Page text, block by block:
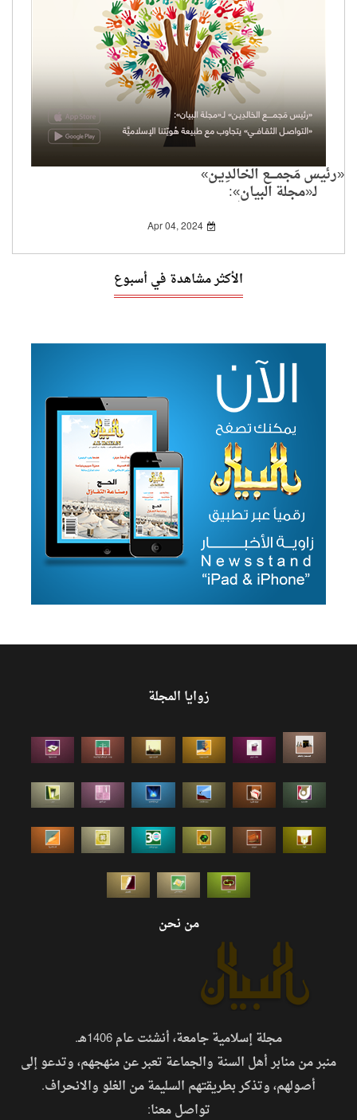
«رئيس مَجمــــع الخالدِيـن»
لـ«مجلة البيان»:
«التواصـل الثقـافــي»
Apr 04, 2024
الأكثر مشاهدة في أسبوع
زوايا المجلة
من نحن
مجلة إسلامية جامعة، أنشئت عام 1406هـ.
منبر من منابر أهل السنة والجماعة تعبر عن منهجهم، وتدعو إلى
أصولهم، وتذكر بطريقتهم السليمة من الغلو والانحراف.
تواصل معنا: